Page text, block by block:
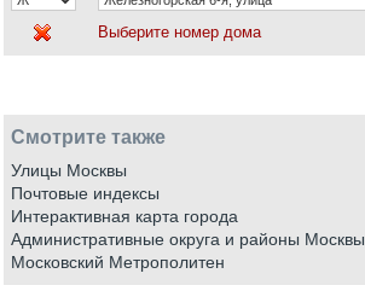
Выберите номер дома
Смотрите также
Улицы Москвы
Почтовые индексы
Интерактивная карта города
Административные округа и районы Москвы
Московский Метрополитен